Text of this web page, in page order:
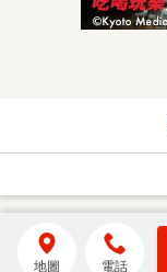
地圖 電話